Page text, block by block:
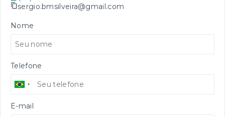
sergio.bmsilveira@gmail.com
Nome
Telefone
E-mail